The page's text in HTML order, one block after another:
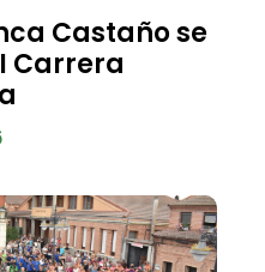
Castaño se
Carrera